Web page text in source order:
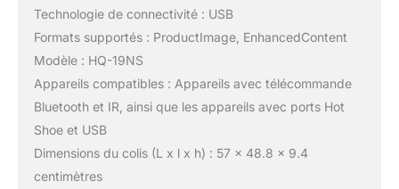
Technologie de connectivité : USB
Formats supportés : ProductImage, EnhancedContent
Modèle : HQ-19NS
Appareils compatibles : Appareils avec télécommande
Bluetooth et IR, ainsi que les appareils avec ports Hot
Shoe et USB
Dimensions du colis (L x l x h) : 57 x 48.8 x 9.4
centimètres